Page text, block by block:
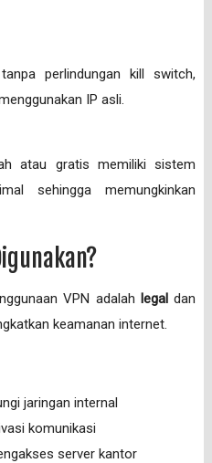
perlindungan kill switch,
IP asli.
atau gratis memiliki sistem
sehingga memungkinkan
VPN adalah legal dan
keamanan internet.
jaringan internal
komunikasi
server kantor